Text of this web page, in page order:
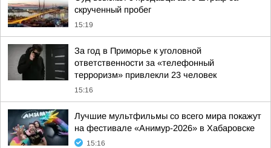
скрученный пробег
15:19
За год в Приморье к уголовной
ответственности за «телефонный
терроризм» привлекли 23 человек
15:16
Лучшие мультфильмы со всего мира покажут
на фестивале «Анимур-2026» в Хабаровске
15:16